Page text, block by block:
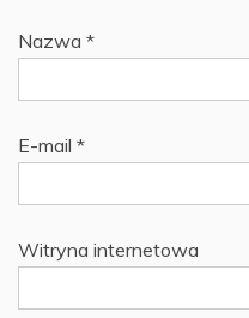
Nazwa *
E-mail *
Witryna internetowa